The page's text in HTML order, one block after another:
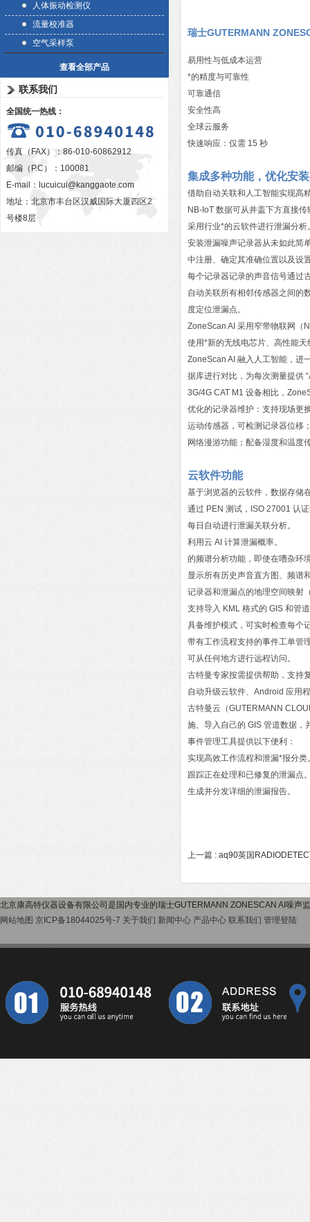
人体振动检测仪
流量校准器
空气采样泵
查看全部产品
联系我们
全国统一热线：
传真（FAX）：86-010-60862912
邮编（P.C）：100081
E-mail： lucuicui@kanggaote.com
地址：北京市丰台区汉威国际大厦四区2
号楼8层
瑞士GUTERMANN
易用性与低成本运营
*的精度与可靠性
可靠通信
安全性高
全球云服务
快速响应：仅需 15 秒
集成多种功能，优化安
借助自动关联和人工智能实现高
NB-IoT 数据可从井盖下方直接传
采用行业*的云软件进行泄漏分析
安装泄漏噪声记录器从未如此简
中注册、确定其准确位置以及设
每个记录器记录的声音信号通过
自动关联所有相邻传感器之间的
度定位泄漏点。
ZoneScan AI 采用窄带物联网（
使用*新的无线电芯片、高性能
ZoneScan AI 融入人工智能，进
据库进行对比，为每次测量提供
3G/4G CAT M1 设备相比，
优化的记录器维护：支持现场更
运动传感器，可检测记录器位移
网络漫游功能；配备湿度和温度
云软件功能
基于浏览器的云软件，数据存储
通过 PEN 测试，ISO 27001 认
每日自动进行泄漏关联分析。
利用云 AI 计算泄漏概率。
的频谱分析功能，即使在嘈杂环
显示所有历史声音直方图、频谱
记录器和泄漏点的地理空间映
支持导入 KML 格式的 GIS 和管
具备维护模式，可实时检查每个
带有工作流程支持的事件工单管
可从任何地方进行远程访问。
古特曼专家按需提供帮助，支持
自动升级云软件、Android 应用
古特曼云（GUTERMANN
施、导入自己的 GIS 管道数据
事件管理工具提供以下便利：
实现高效工作流程和泄漏*报分类
跟踪正在处理和已修复的泄漏点
生成并分发详细的泄漏报告。
上一篇 : aq90英国
北京康高特仪器设备有限公司是国内专业的瑞士GUTERMANN ZONESCAN AI噪声
网站地图 京ICP备18044025号-7 关于我们 新闻中心 产品中心 联系我们 管理登陆